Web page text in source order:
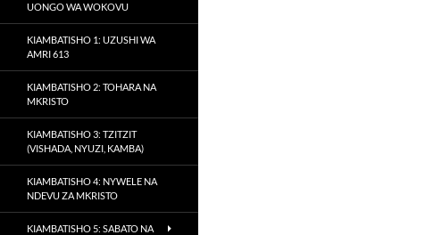
UONGO WA WOKOVU
KIAMBATISHO 1: UZUSHI WA
AMRI 613
KIAMBATISHO 2: TOHARA NA
MKRISTO
KIAMBATISHO 3: TZITZIT
(VISHADA, NYUZI, KAMBA)
KIAMBATISHO 4: NYWELE NA
NDEVU ZA MKRISTO
KIAMBATISHO 5: SABATO NA